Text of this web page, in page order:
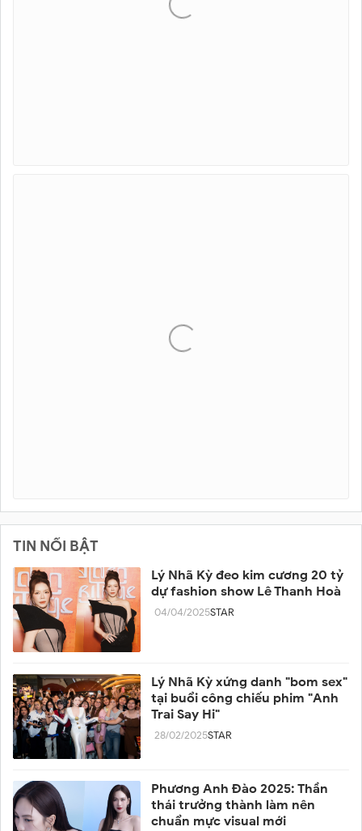
TIN NỔI BẬT
Lý Nhã Kỳ đeo kim cương 20 tỷ
dự fashion show Lê Thanh Hoà
04/04/2025STAR
Lý Nhã Kỳ xứng danh "bom sex"
tại buổi công chiếu phim "Anh
Trai Say Hi"
28/02/2025STAR
Phương Anh Đào 2025: Thần
thái trưởng thành làm nên
chuẩn mực visual mới